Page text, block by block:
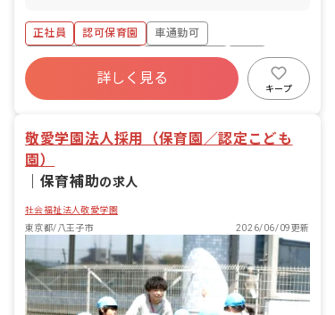
別休暇 ※健康診断の受診日にもお休みを
付与しています ■子の看護休暇 ■介護休
市、立川市エリアも通勤圏内！現在は八
王子、羽村、福生、昭島から通勤してい
の様子を記録 ・保護者や他機関との連携
・地域子育て支援 ◆お互いが自然に「あ
りがとう」と言い合える職場です。 例え
ば保育室からほんの少し離れたくて交代
した時など、どんな些細なことでも手伝
がとう」と返ってきて、それが心地よく
正社員 認可保育園
車通勤可
ボーナス・賞与あり
社会保険完備
有給
福利厚生充実
退職金制度
残業少なめ
詳しく見る
キープ
敬愛学園法人採用（保育園／認定こども
園）
保育補助の求人
社会福祉法人敬愛学園
東京都/八王子市
2026/06/09更新